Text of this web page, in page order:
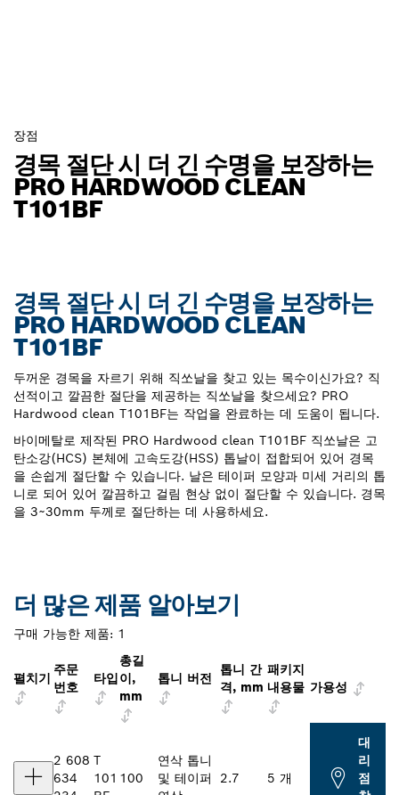
장점
경목 절단 시 더 긴 수명을 보장하는
PRO HARDWOOD CLEAN
T101BF
경목 절단 시 더 긴 수명을 보장하는
PRO HARDWOOD CLEAN
T101BF
두꺼운 경목을 자르기 위해 직쏘날을 찾고 있는 목수이신가요? 직
선적이고 깔끔한 절단을 제공하는 직쏘날을 찾으세요? PRO
Hardwood clean T101BF는 작업을 완료하는 데 도움이 됩니다.
바이메탈로 제작된 PRO Hardwood clean T101BF 직쏘날은 고
탄소강(HCS) 본체에 고속도강(HSS) 톱날이 접합되어 있어 경목
을 손쉽게 절단할 수 있습니다. 날은 테이퍼 모양과 미세 거리의 톱
니로 되어 있어 깔끔하고 걸림 현상 없이 절단할 수 있습니다. 경목
을 3~30mm 두께로 절단하는 데 사용하세요.
더 많은 제품 알아보기
구매 가능한 제품: 1
펼치기
주문
번호
타입
총길
이,
mm
톱니 버전
톱니 간
격, mm
패키지
내용물 가용성
2 608
634
T
101 100
연삭 톱니
및 테이퍼
2.7 5 개
대
리
점